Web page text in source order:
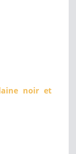
noir et